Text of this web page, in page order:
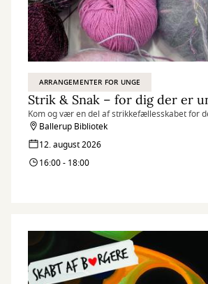
ARRANGEMENTER FOR UNGE
Kom og vær en del af strikkefællesskabet for
Ballerup Bibliotek
12. august 2026
16:00 - 18:00